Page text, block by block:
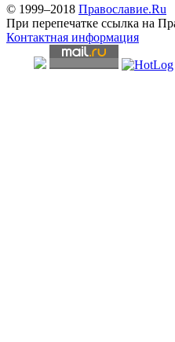
© 1999–2018 Православие.Ru
При перепечатке ссылка на
Контактная информация